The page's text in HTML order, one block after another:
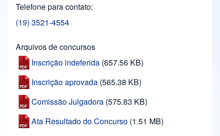
Telefone para contato
(19) 3521-4554
Arquivos de concursos
Inscrição indeferida (657.56 KB)
Inscrição aprovada (565.38 KB)
Comissão Julgadora (575.83 KB)
Ata Resultado do Concurso (1.51 MB)